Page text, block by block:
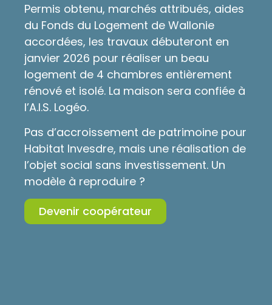
Permis obtenu, marchés attribués, aides
du Fonds du Logement de Wallonie
accordées, les travaux débuteront en
janvier 2026 pour réaliser un beau
logement de 4 chambres entièrement
rénové et isolé. La maison sera confiée à
l’A.I.S. Logéo.
Pas d’accroissement de patrimoine pour
Habitat Invesdre, mais une réalisation de
l’objet social sans investissement. Un
modèle à reproduire ?
Devenir coopérateur